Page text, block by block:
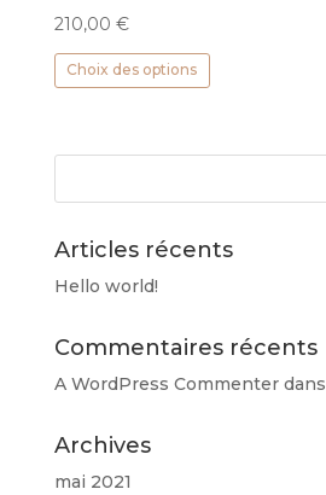
210,00 €
Choix des options
Ce
variations.
peuvent
la
page
Articles récents
Hello world!
Commentaires récents
A WordPress Commenterdans
Archives
mai 2021